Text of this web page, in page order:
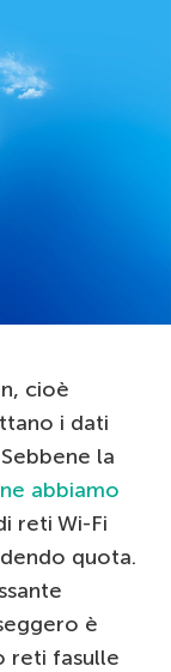
cioè
i dati
la
ne abbiamo
reti Wi-Fi
quota.
è
reti fasulle